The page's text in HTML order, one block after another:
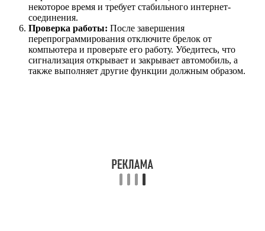
некоторое время и требует стабильного интернет-
соединения.
Проверка работы: После завершения
перепрограммирования отключите брелок от
компьютера и проверьте его работу. Убедитесь, что
сигнализация открывает и закрывает автомобиль, а
также выполняет другие функции должным образом.